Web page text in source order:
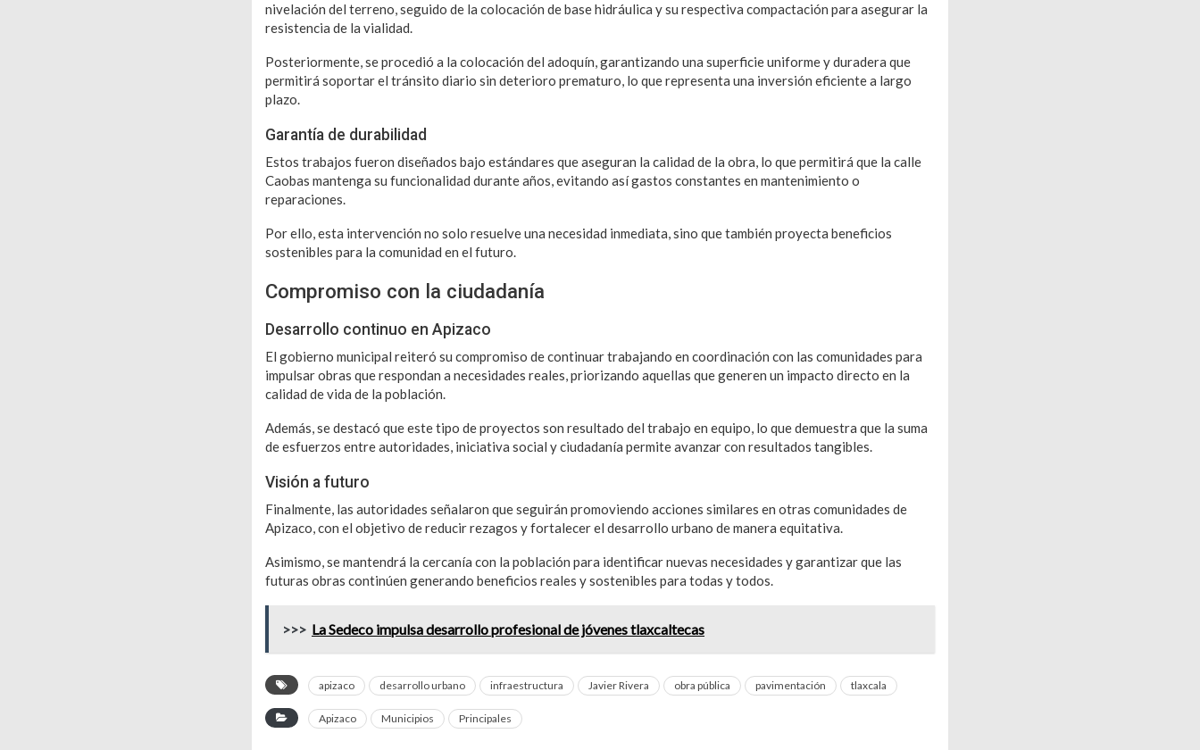
nivelación del terreno, seguido de la colocación de base hidráulica y su respectiva compactación para asegurar la
resistencia de la vialidad.
Posteriormente, se procedió a la colocación del adoquín, garantizando una superficie uniforme y duradera que
permitirá soportar el tránsito diario sin deterioro prematuro, lo que representa una inversión eficiente a largo
plazo.
Garantía de durabilidad
Estos trabajos fueron diseñados bajo estándares que aseguran la calidad de la obra, lo que permitirá que la calle
Caobas mantenga su funcionalidad durante años, evitando así gastos constantes en mantenimiento o
reparaciones.
Por ello, esta intervención no solo resuelve una necesidad inmediata, sino que también proyecta beneficios
sostenibles para la comunidad en el futuro.
Compromiso con la ciudadanía
Desarrollo continuo en Apizaco
El gobierno municipal reiteró su compromiso de continuar trabajando en coordinación con las comunidades para
impulsar obras que respondan a necesidades reales, priorizando aquellas que generen un impacto directo en la
calidad de vida de la población.
Además, se destacó que este tipo de proyectos son resultado del trabajo en equipo, lo que demuestra que la suma
de esfuerzos entre autoridades, iniciativa social y ciudadanía permite avanzar con resultados tangibles.
Visión a futuro
Finalmente, las autoridades señalaron que seguirán promoviendo acciones similares en otras comunidades de
Apizaco, con el objetivo de reducir rezagos y fortalecer el desarrollo urbano de manera equitativa.
Asimismo, se mantendrá la cercanía con la población para identificar nuevas necesidades y garantizar que las
futuras obras continúen generando beneficios reales y sostenibles para todas y todos.
>>> La Sedeco impulsa desarrollo profesional de jóvenes tlaxcaltecas
apizaco desarrollo urbano infraestructura Javier Rivera obra pública pavimentación tlaxcala
Apizaco Municipios Principales